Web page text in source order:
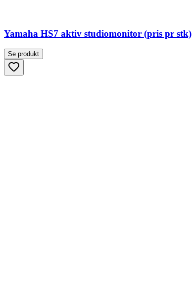
Yamaha HS7 aktiv studiomonitor (pris pr stk)
Se produkt